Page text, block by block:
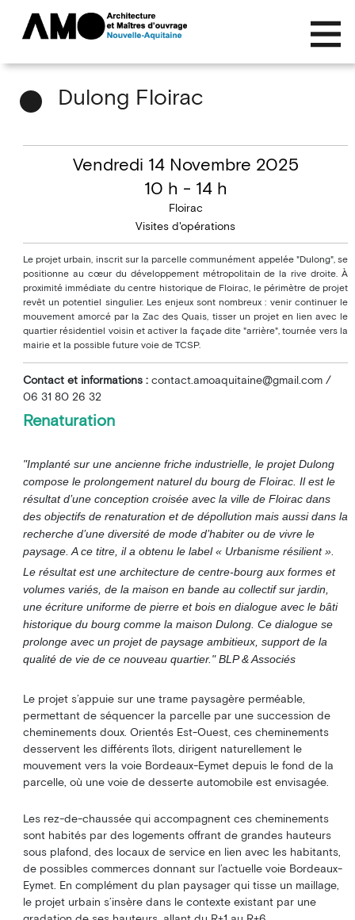
Dulong Floirac
Vendredi 14 Novembre 2025
10 h - 14 h
Floirac
Visites d'opérations
Le projet urbain, inscrit sur la parcelle communément appelée "Dulong", se
positionne au cœur du développement métropolitain de la rive droite. À
proximité immédiate du centre historique de Floirac, le périmètre de projet
revêt un potentiel singulier. Les enjeux sont nombreux : venir continuer le
mouvement amorcé par la Zac des Quais, tisser un projet en lien avec le
quartier résidentiel voisin et activer la façade dite "arrière", tournée vers la
mairie et la possible future voie de TCSP.
Contact et informations : contact.amoaquitaine@gmail.com /
06 31 80 26 32
Renaturation
"Implanté sur une ancienne friche industrielle, le projet Dulong
compose le prolongement naturel du bourg de Floirac. Il est le
résultat d’une conception croisée avec la ville de Floirac dans
des objectifs de renaturation et de dépollution mais aussi dans la
recherche d’une diversité de mode d’habiter ou de vivre le
paysage. A ce titre, il a obtenu le label « Urbanisme résilient ».
Le résultat est une architecture de centre-bourg aux formes et
volumes variés, de la maison en bande au collectif sur jardin,
une écriture uniforme de pierre et bois en dialogue avec le bâti
historique du bourg comme la maison Dulong. Ce dialogue se
prolonge avec un projet de paysage ambitieux, support de la
qualité de vie de ce nouveau quartier." BLP & Associés
Le projet s’appuie sur une trame paysagère perméable,
permettant de séquencer la parcelle par une succession de
cheminements doux. Orientés Est-Ouest, ces cheminements
desservent les différents îlots, dirigent naturellement le
mouvement vers la voie Bordeaux-Eymet depuis le fond de la
parcelle, où une voie de desserte automobile est envisagée.
Les rez-de-chaussée qui accompagnent ces cheminements
sont habités par des logements offrant de grandes hauteurs
sous plafond, des locaux de service en lien avec les habitants,
de possibles commerces donnant sur l’actuelle voie Bordeaux-
Eymet. En complément du plan paysager qui tisse un maillage,
le projet urbain s’insère dans le contexte existant par une